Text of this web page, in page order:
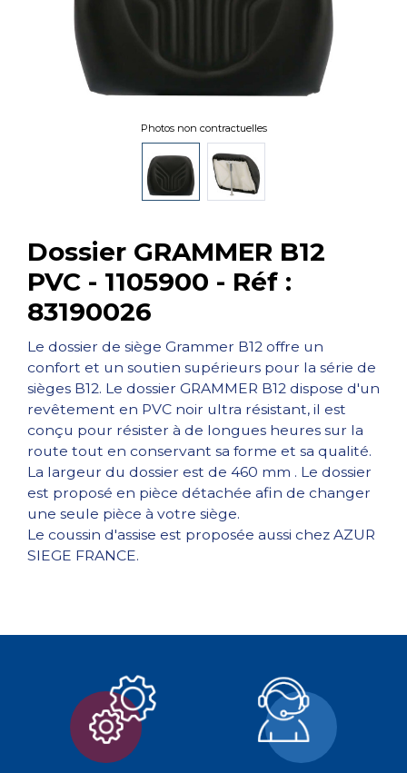
Dossier GRAMMER B12
PVC - 1105900 - Réf :
83190026
Le dossier de siège Grammer B12 offre un
confort et un soutien supérieurs pour la série de
sièges B12. Le dossier GRAMMER B12 dispose d'un
revêtement en PVC noir ultra résistant, il est
conçu pour résister à de longues heures sur la
route tout en conservant sa forme et sa qualité.
La largeur du dossier est de 460 mm . Le dossier
est proposé en pièce détachée afin de changer
une seule pièce à votre siège.
Le coussin d'assise est proposée aussi chez AZUR
SIEGE FRANCE.
Photos non contractuelles